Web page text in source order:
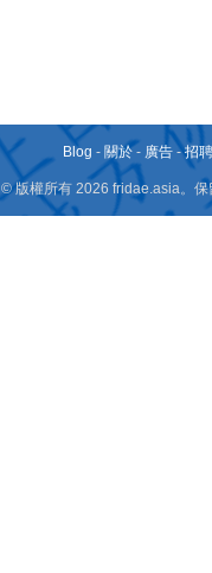
Blog - 關於 - 廣告 -招
© 版權所有 2026 fridae.asia。